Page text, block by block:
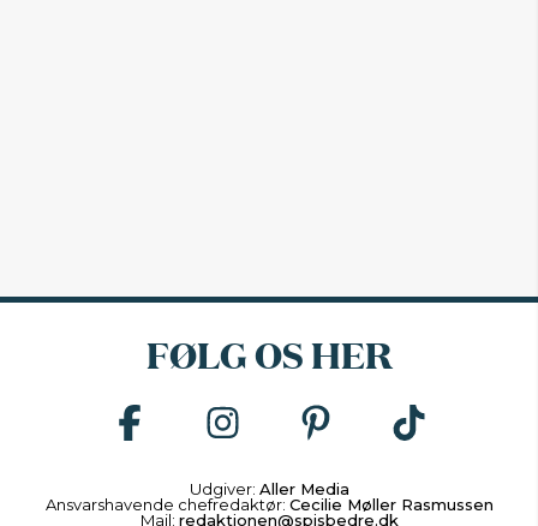
FØLG OS HER
Udgiver: Aller Media
Ansvarshavende chefredaktør: Cecilie Møller Rasmussen
Mail: redaktionen@spisbedre.dk